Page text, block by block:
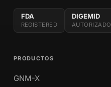
FDA
REGISTERED
DIGEMID
AUTORIZADO
PRODUCTOS
GNM-X